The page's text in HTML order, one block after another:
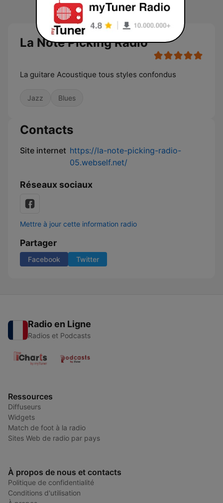
La Note Picking Radio
La guitare Acoustique tous styles confondus
Jazz Blues
Contacts
Site internet https://la-note-picking-radio-
05.webself.net/
Réseaux sociaux
Mettre à jour cette information radio
Partager
Facebook Twitter
Radio en Ligne
Radios et Podcasts
Ressources
Diffuseurs
Widgets
Match de foot à la radio
Sites Web de radio par pays
À propos de nous et contacts
Politique de confidentialité
Conditions d'utilisation